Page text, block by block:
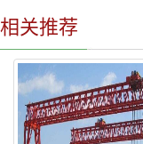
相关推荐